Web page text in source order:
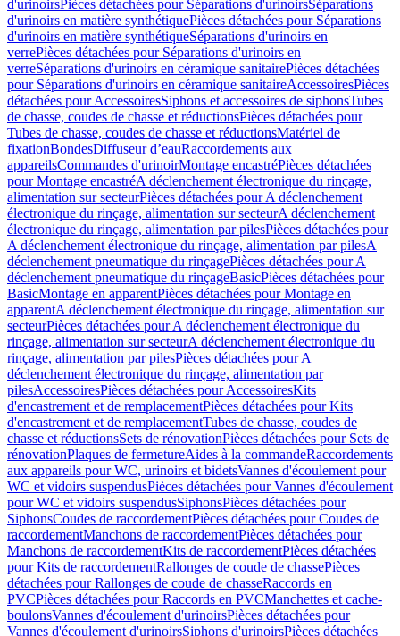
d'urinoirsPièces détachées pour Séparations d'urinoirsSéparations
d'urinoirs en matière synthétiquePièces détachées pour Séparations
d'urinoirs en matière synthétiqueSéparations d'urinoirs en
verrePièces détachées pour Séparations d'urinoirs en
verreSéparations d'urinoirs en céramique sanitairePièces détachées
pour Séparations d'urinoirs en céramique sanitaireAccessoiresPièces
détachées pour AccessoiresSiphons et accessoires de siphonsTubes
de chasse, coudes de chasse et réductionsPièces détachées pour
Tubes de chasse, coudes de chasse et réductionsMatériel de
fixationBondesDiffuseur d’eauRaccordements aux
appareilsCommandes d'urinoirMontage encastréPièces détachées
pour Montage encastréA déclenchement électronique du rinçage,
alimentation sur secteurPièces détachées pour A déclenchement
électronique du rinçage, alimentation sur secteurA déclenchement
électronique du rinçage, alimentation par pilesPièces détachées pour
A déclenchement électronique du rinçage, alimentation par pilesA
déclenchement pneumatique du rinçagePièces détachées pour A
déclenchement pneumatique du rinçageBasicPièces détachées pour
BasicMontage en apparentPièces détachées pour Montage en
apparentA déclenchement électronique du rinçage, alimentation sur
secteurPièces détachées pour A déclenchement électronique du
rinçage, alimentation sur secteurA déclenchement électronique du
rinçage, alimentation par pilesPièces détachées pour A
déclenchement électronique du rinçage, alimentation par
pilesAccessoiresPièces détachées pour AccessoiresKits
d'encastrement et de remplacementPièces détachées pour Kits
d'encastrement et de remplacementTubes de chasse, coudes de
chasse et réductionsSets de rénovationPièces détachées pour Sets de
rénovationPlaques de fermetureAides à la commandeRaccordements
aux appareils pour WC, urinoirs et bidetsVannes d'écoulement pour
WC et vidoirs suspendusPièces détachées pour Vannes d'écoulement
pour WC et vidoirs suspendusSiphonsPièces détachées pour
SiphonsCoudes de raccordementPièces détachées pour Coudes de
raccordementManchons de raccordementPièces détachées pour
Manchons de raccordementKits de raccordementPièces détachées
pour Kits de raccordementRallonges de coude de chassePièces
détachées pour Rallonges de coude de chasseRaccords en
PVCPièces détachées pour Raccords en PVCManchettes et cache-
boulonsVannes d'écoulement d'urinoirsPièces détachées pour
Vannes d'écoulement d'urinoirsSiphons d'urinoirsPièces détachées